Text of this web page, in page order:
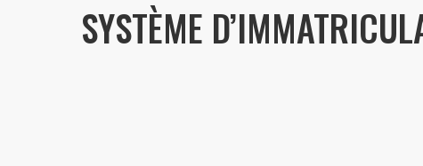
SYSTÈME